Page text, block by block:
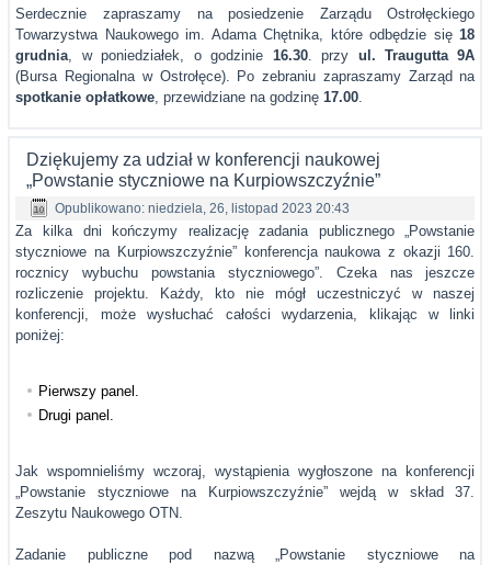
Serdecznie zapraszamy na posiedzenie Zarządu Ostrołęckiego
Towarzystwa Naukowego im. Adama Chętnika, które odbędzie się18
grudnia, w poniedziałek, o godzinie 16.30. przy ul. Traugutta 9A
(Bursa Regionalna w Ostrołęce). Po zebraniu zapraszamy Zarząd na
spotkanie opłatkowe, przewidziane na godzinę17.00.
Dziękujemy za udział w konferencji naukowej
„Powstanie styczniowe na Kurpiowszczyźnie”
Opublikowano: niedziela, 26, listopad 2023 20:43
Za kilka dni kończymy realizację zadania publicznego „Powstanie
styczniowe na Kurpiowszczyźnie” konferencja naukowa z okazji 160.
rocznicy wybuchu powstania styczniowego”. Czeka nas jeszcze
rozliczenie projektu. Każdy, kto nie mógł uczestniczyć w naszej
konferencji, może wysłuchać całości wydarzenia, klikając w linki
poniżej:
Pierwszy panel.
Drugi panel.
Jak wspomnieliśmy wczoraj, wystąpienia wygłoszone na konferencji
„Powstanie styczniowe na Kurpiowszczyźnie” wejdą w skład 37.
Zeszytu Naukowego OTN.
Zadanie publiczne pod nazwą „Powstanie styczniowe na